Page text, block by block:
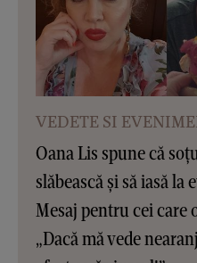
VEDETE SI
Oana Lis spune că
slăbească și să iasă la
Mesaj pentru cei care
„Dacă mă vede